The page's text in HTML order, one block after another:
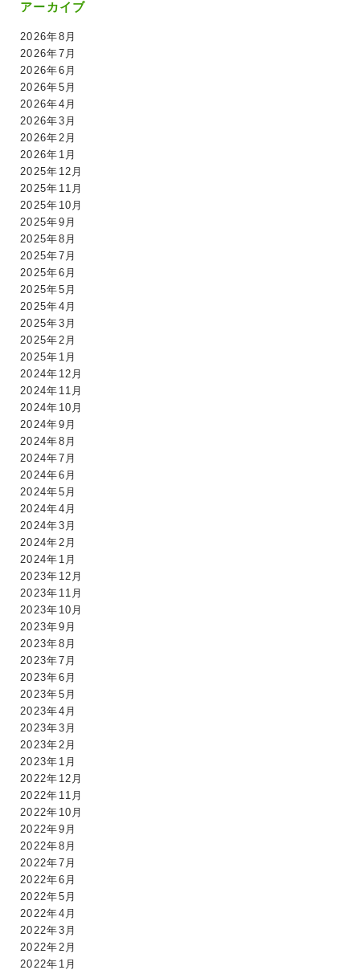
アーカイブ
2026年8月
2026年7月
2026年6月
2026年5月
2026年4月
2026年3月
2026年2月
2026年1月
2025年12月
2025年11月
2025年10月
2025年9月
2025年8月
2025年7月
2025年6月
2025年5月
2025年4月
2025年3月
2025年2月
2025年1月
2024年12月
2024年11月
2024年10月
2024年9月
2024年8月
2024年7月
2024年6月
2024年5月
2024年4月
2024年3月
2024年2月
2024年1月
2023年12月
2023年11月
2023年10月
2023年9月
2023年8月
2023年7月
2023年6月
2023年5月
2023年4月
2023年3月
2023年2月
2023年1月
2022年12月
2022年11月
2022年10月
2022年9月
2022年8月
2022年7月
2022年6月
2022年5月
2022年4月
2022年3月
2022年2月
2022年1月